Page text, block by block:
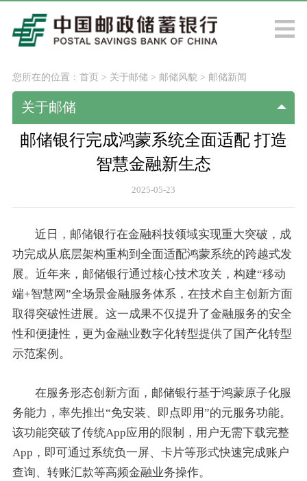
您所在的位置： 首页> 关于邮储 > 邮储风貌 > 邮储新闻
关于邮储
邮储银行完成鸿蒙系统全面适配 打造
智慧金融新生态
2025-05-23
近日，邮储银行在金融科技领域实现重大突破，成
功完成从底层架构重构到全面适配鸿蒙系统的跨越式发
展。近年来，邮储银行通过核心技术攻关，构建“移动
端+智慧网”全场景金融服务体系，在技术自主创新方面
取得突破性进展。这一成果不仅提升了金融服务的安全
性和便捷性，更为金融业数字化转型提供了国产化转型
示范案例。
在服务形态创新方面，邮储银行基于鸿蒙原子化服
务能力，率先推出“免安装、即点即用”的元服务功能。
该功能突破了传统App应用的限制，用户无需下载完整
App，即可通过系统负一屏、卡片等形式快速完成账户
查询、转账汇款等高频金融业务操作。